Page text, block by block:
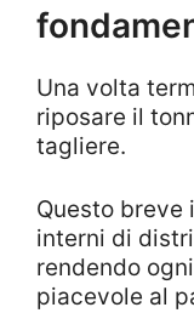
Una volta
riposare il
tagliere.
Questo
interni di
rendendo
piacevole al